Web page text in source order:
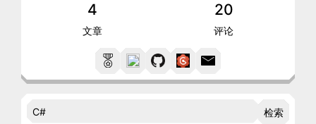
4
文章
20
评论
检索